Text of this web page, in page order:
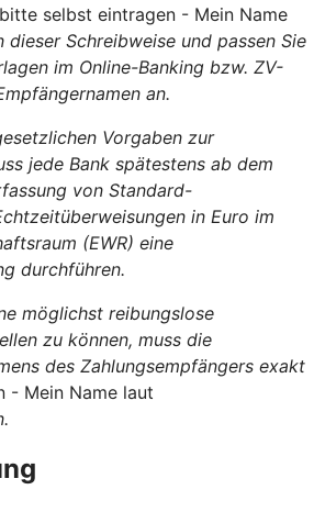
selbst eintragen - Mein Name
dieser Schreibweise und passen Sie
im Online-Banking bzw. ZV-
an.
Vorgaben zur
jede Bank spätestens ab dem
von Standard-
in Euro im
(EWR) eine
durchführen.
möglichst reibungslose
zu können, muss die
des Zahlungsempfängers exakt
- Mein Name laut